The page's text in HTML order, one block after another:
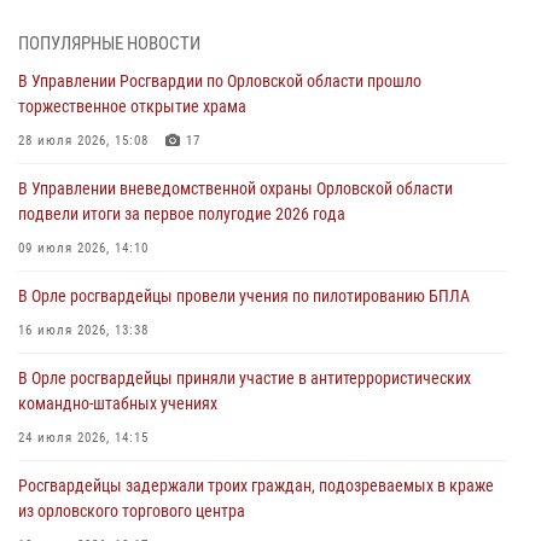
первое полугодие
05 августа 2026, 13:12
совершении противоправных действий
04 августа 2026, 14:21
04 августа 2026, 14:06
предоставлении госуслуг
03 августа 2026, 14:30
ПОПУЛЯРНЫЕ НОВОСТИ
В Управлении Росгвардии по Орловской области прошло
торжественное открытие храма
28 июля 2026, 15:08 17
В Управлении вневедомственной охраны Орловской области
подвели итоги за первое полугодие 2026 года
09 июля 2026, 14:10
В Орле росгвардейцы провели учения по пилотированию БПЛА
16 июля 2026, 13:38
В Орле росгвардейцы приняли участие в антитеррористических
командно-штабных учениях
24 июля 2026, 14:15
Росгвардейцы задержали троих граждан, подозреваемых в краже
из орловского торгового центра